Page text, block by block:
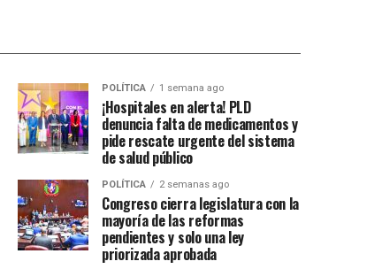
POLÍTICA 1 semana ago
¡Hospitales en alerta! PLD
denuncia falta de medicamentos y
pide rescate urgente del sistema
de salud público
POLÍTICA 2 semanas ago
Congreso cierra legislatura con la
mayoría de las reformas
pendientes y solo una ley
priorizada aprobada